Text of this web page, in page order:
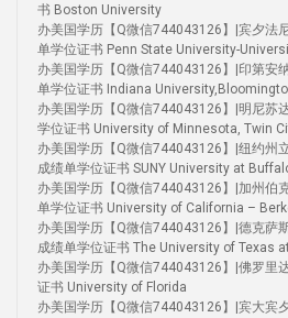
书 Boston University
办美国学历【Q微信744043126】|宾夕法
单学位证书 Penn State University-
办美国学历【Q微信744043126】|印第安
单学位证书 Indiana University,Bloomingto
办美国学历【Q微信744043126】|明尼苏
学位证书 University of Minnesota, Twin
办美国学历【Q微信744043126】|纽约州
成绩单学位证书 SUNY University at
办美国学历【Q微信744043126】|加州伯
单学位证书 University of California –
办美国学历【Q微信744043126】|德克萨
成绩单学位证书 The University of Texas
办美国学历【Q微信744043126】|佛罗里
证书 University of Florida
办美国学历【Q微信744043126】|宾大宾